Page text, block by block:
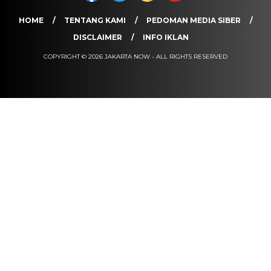
HOME TENTANG KAMI
PEDOMAN MEDIA SIBER
DISCLAIMER
INFO IKLAN
COPYRIGHT © 2026 JAKARTA NOW - ALL RIGHTS RESERVED